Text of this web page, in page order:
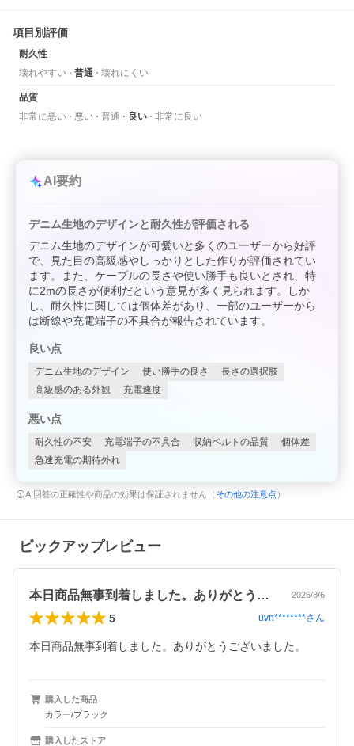
項目別評価
耐久性
壊れやすい
普通 壊れにくい
品質
非常に悪い
悪い 普通 良い 非常に良い
AI要約
デニム生地のデザインと耐久性が評価される
デニム生地のデザインが可愛いと多くのユーザーから好評
で、見た目の高級感やしっかりとした作りが評価されてい
ます。また、ケーブルの長さや使い勝手も良いとされ、特
に2mの長さが便利だという意見が多く見られます。しか
し、耐久性に関しては個体差があり、一部のユーザーから
は断線や充電端子の不具合が報告されています。
良い点
デニム生地のデザイン 使い勝手の良さ
長さの選択肢
高級感のある外観
充電速度
悪い点
耐久性の不安 充電端子の不具合 収納ベルトの品質
個体差
急速充電の期待外れ
AI回答の正確性や商品の効果は保証されません（ その他の注意点 ）
ピックアップレビュー
本日商品無事到着しました。ありがとうご… 2026/8/6
5 uvn********さん
本日商品無事到着しました。ありがとうございました。
購入した商品
カラー/ブラック
購入したストア